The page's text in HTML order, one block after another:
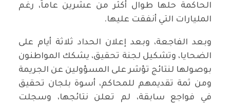
الحاكمة حلها طوال أكثر من عشرين عاماً، رغم
المليارات التي أنفقت عليها.
وبعد الفاجعة، وبعد إعلان الحداد ثلاثة أيام على
الضحايا، وتشكيل لجنة تحقيق، يشكك المواطنون
بوصولها لنتائج تؤشر على المسؤولين عن الجريمة
ومن ثمة تقديمهم للمحاكم، أسوة بلجان تحقيق
في فواجع سابقة، لم تعلن نتائجها، وسجلت